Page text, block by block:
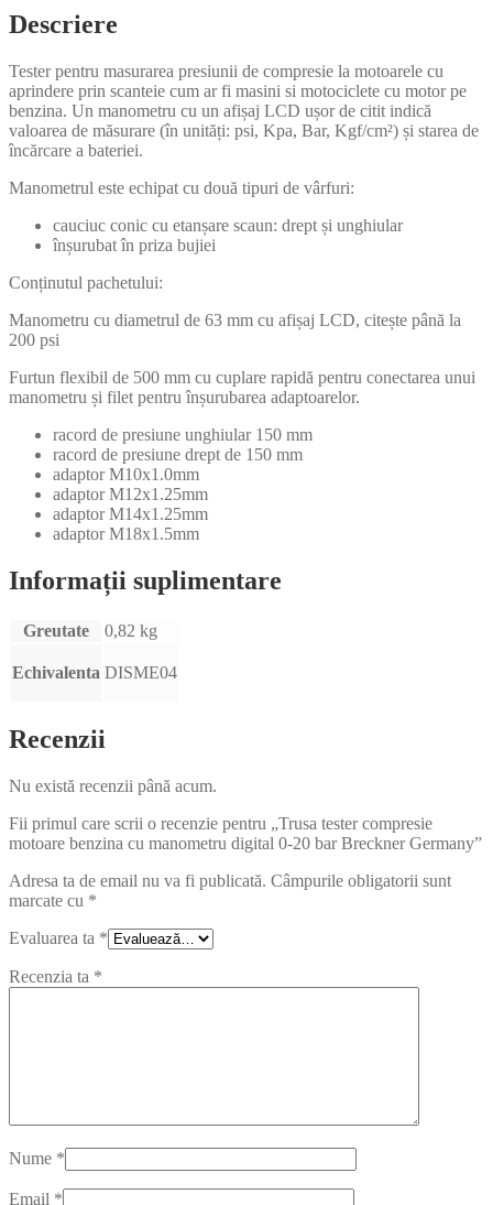
Descriere
Tester pentru masurarea presiunii de compresie la motoarele cu
aprindere prin scanteie cum ar fi masini si motociclete cu motor pe
benzina. Un manometru cu un afișaj LCD ușor de citit indică
valoarea de măsurare (în unități: psi, Kpa, Bar, Kgf/cm²) și starea de
încărcare a bateriei.
Manometrul este echipat cu două tipuri de vârfuri:
cauciuc conic cu etanșare scaun: drept și unghiular
înșurubat în priza bujiei
Conținutul pachetului:
Manometru cu diametrul de 63 mm cu afișaj LCD, citește până la
200 psi
Furtun flexibil de 500 mm cu cuplare rapidă pentru conectarea unui
manometru și filet pentru înșurubarea adaptoarelor.
racord de presiune unghiular 150 mm
racord de presiune drept de 150 mm
adaptor M10x1.0mm
adaptor M12x1.25mm
adaptor M14x1.25mm
adaptor M18x1.5mm
Informații suplimentare
Greutate 0,82 kg
Echivalenta DISME04
Recenzii
Nu există recenzii până acum.
Fii primul care scrii o recenzie pentru „Trusa tester compresie
motoare benzina cu manometru digital 0-20 bar Breckner Germany”
Adresa ta de email nu va fi publicată. Câmpurile obligatorii sunt
marcate cu *
Evaluarea ta *
Recenzia ta *
Nume *
Email *